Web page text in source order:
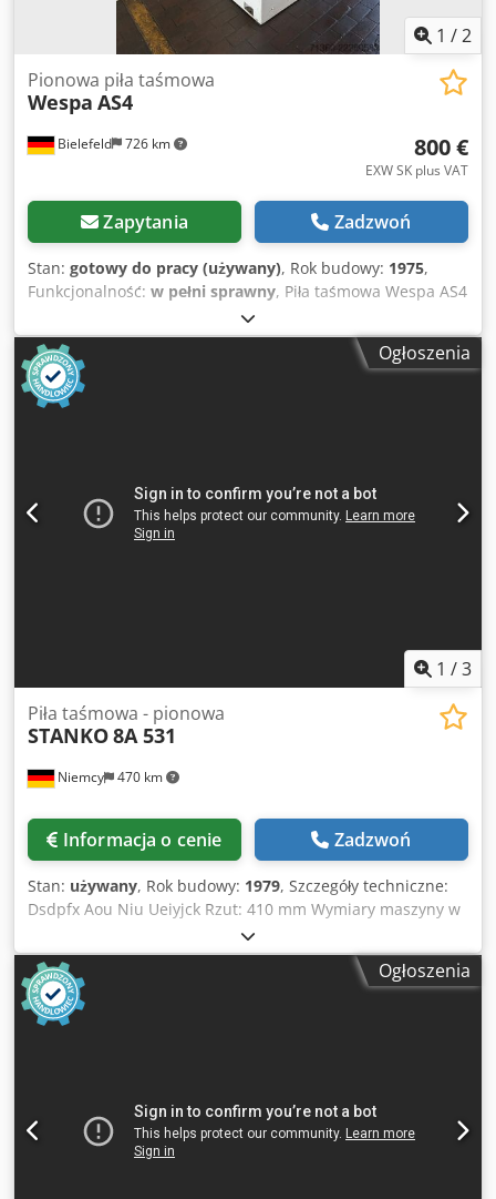
1 /2
Bielefeld 726 km
Pionowa piła taśmowa
Wespa AS4
800 €
EXW SK plus VAT
Zapytania Zadzwoń
Stan: gotowy do pracy (używany), Rok budowy: 1975,
Funkcjonalność: w pełni sprawny, Piła taśmowa Wespa AS4
Pionowa piła taśmowa WESPA, typ AS 4 Dedpfezi Tphex
Aiyjck Rok produkcji ok. 1975 Średnica koła 400 mm Wysięg
380 mm Wymiary stołu 610 x 610 mm Maksymalna
wysokość cięcia 245 mm Długość taśmy piły min. 2800 -
maks. 3000 mm Prędkość taśmy piły 25-550 m/min,
piły z możliwością przesuwu wzdłuż osi za pomocą pokrętła
i śruby - Stół piły z możliwością pochylania - Regulowana
prowadnica dla stołu piły - Maszyna do zgrzewania końców
Ogłoszenia
1 /3
Niemcy 470 km
Piła taśmowa - pionowa
STANKO8A 531
Informacja o cenie Zadzwoń
Stan: używany, Rok budowy: 1979, Szczegóły techniczne:
Dsdpfx Aou Niu Ueiyjck Rzut: 410 mm Wymiary maszyny w
przybliżeniu dł. x szer. x wys.: 1,15 m x 0,8 m x 2,0 m
Pionowa piła taśmowa z urządzeniem do zgrzewania taśm
Stół można przechylać. *
Ogłoszenia